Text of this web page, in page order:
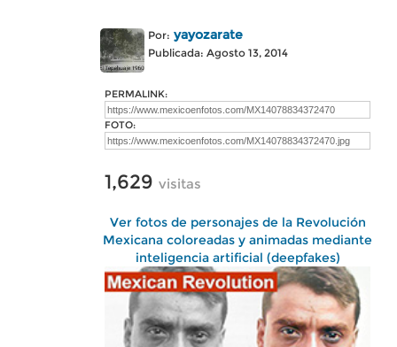
Por: yayozarate
Publicada: Agosto 13, 2014
PERMALINK:
FOTO:
1,629 visitas
Ver fotos de personajes de la Revolución
Mexicana coloreadas y animadas mediante
inteligencia artificial (deepfakes)